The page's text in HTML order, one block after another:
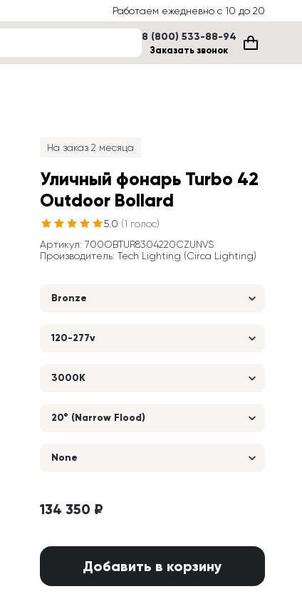
Работаем ежедневно с 10 до 20
8 (800) 533-88-94
Заказать звонок
На заказ 2 месяца
Уличный фонарь Turbo 42
Outdoor Bollard
5.0 (1 голос)
Артикул: 700OBTUR8304220CZUNVS
Производитель: Tech Lighting (Circa Lighting)
Bronze
120-277v
3000K
20° (Narrow Flood)
None
134 350 ₽
Добавить в корзину